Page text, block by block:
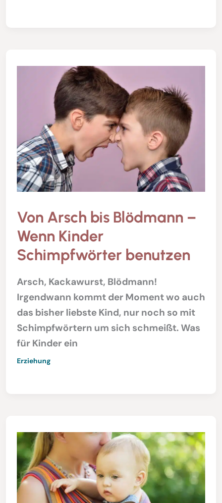
Von Arsch bis Blödmann –
Wenn Kinder
Schimpfwörter benutzen
Arsch, Kackawurst, Blödmann!
Irgendwann kommt der Moment wo auch
das bisher liebste Kind, nur noch so mit
Schimpfwörtern um sich schmeißt. Was
für Kinder ein
Erziehung